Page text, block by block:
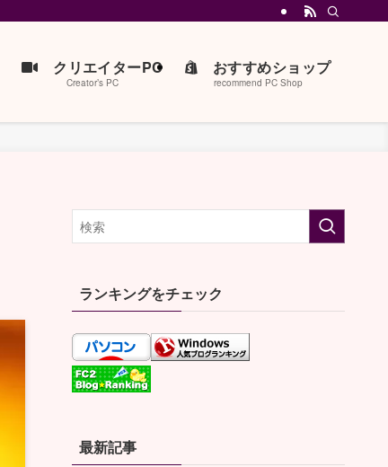
クリエイターPC
Creator’s PC
おすすめショップ
recommend PC Shop
ランキングをチェック
最新記事